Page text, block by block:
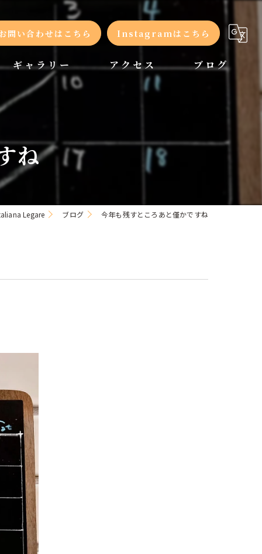
問い合わせはこちら Instagramはこちら
ギャラリー アクセス ブログ
ね
Legare ブログ 今年も残すところあと僅かですね